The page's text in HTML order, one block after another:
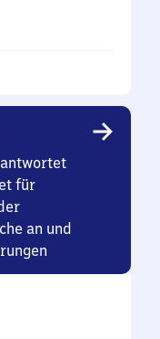
für
an und